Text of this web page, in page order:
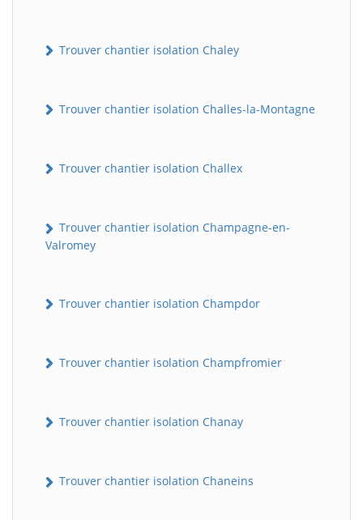
Trouver chantier isolation Chaley
Trouver chantier isolation Challes-la-Montagne
Trouver chantier isolation Challex
Trouver chantier isolation Champagne-en-
Valromey
Trouver chantier isolation Champdor
Trouver chantier isolation Champfromier
Trouver chantier isolation Chanay
Trouver chantier isolation Chaneins